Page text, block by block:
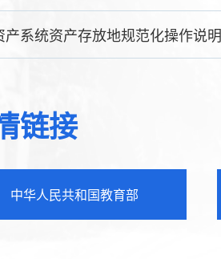
产系统资产存放地规范化操作说明
链接
中华人民共和国教育部